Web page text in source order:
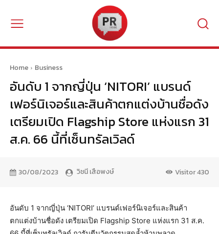
Home Business
อันดับ 1 จากญี่ปุ่น ‘NITORI’ แบรนด์
เฟอร์นิเจอร์และสินค้าตกแต่งบ้านชื่อดัง
เตรียมเปิด Flagship Store แห่งแรก 31
ส.ค. 66 นี้ที่เซ็นทรัลเวิลด์
30/08/2023 วิชนี เสือพงษ์ Visitor430
อันดับ 1 จากญี่ปุ่น ‘NITORI’ แบรนด์เฟอร์นิเจอร์และสินค้า
ตกแต่งบ้านชื่อดัง เตรียมเปิด Flagship Store แห่งแรก 31 ส.ค.